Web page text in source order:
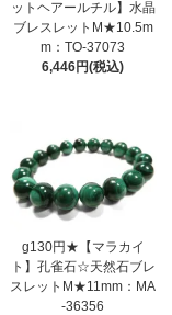
ットヘアールチル】水晶
ブレスレットM★10.5m
m：TO-37073
6,446円(税込)
g130円★【マラカイ
ト】孔雀石☆天然石ブレ
スレットM★11mm：MA
-36356